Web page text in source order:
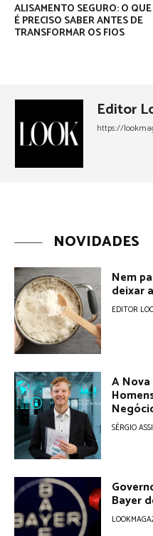
ALISAMENTO SEGURO: O QUE
É PRECISO SABER ANTES DE
TRANSFORMAR OS FIOS
Editor
https://
NOVIDADES
Nem
deixar
EDITOR
A
SÉRGIO
Bayer